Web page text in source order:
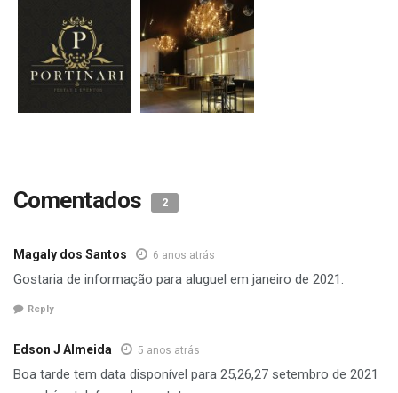
Comentados 2
Magaly dos Santos 6 anos atrás
Gostaria de informação para aluguel em janeiro de 2021.
Reply
Edson J Almeida 5 anos atrás
Boa tarde tem data disponível para 25,26,27 setembro de 2021